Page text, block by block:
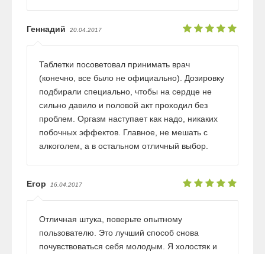
Геннадий 20.04.2017
Таблетки посоветовал принимать врач
(конечно, все было не официально). Дозировку
подбирали специально, чтобы на сердце не
сильно давило и половой акт проходил без
проблем. Оргазм наступает как надо, никаких
побочных эффектов. Главное, не мешать с
алкоголем, а в остальном отличный выбор.
Егор 16.04.2017
Отличная штука, поверьте опытному
пользователю. Это лучший способ снова
почувствоваться себя молодым. Я холостяк и